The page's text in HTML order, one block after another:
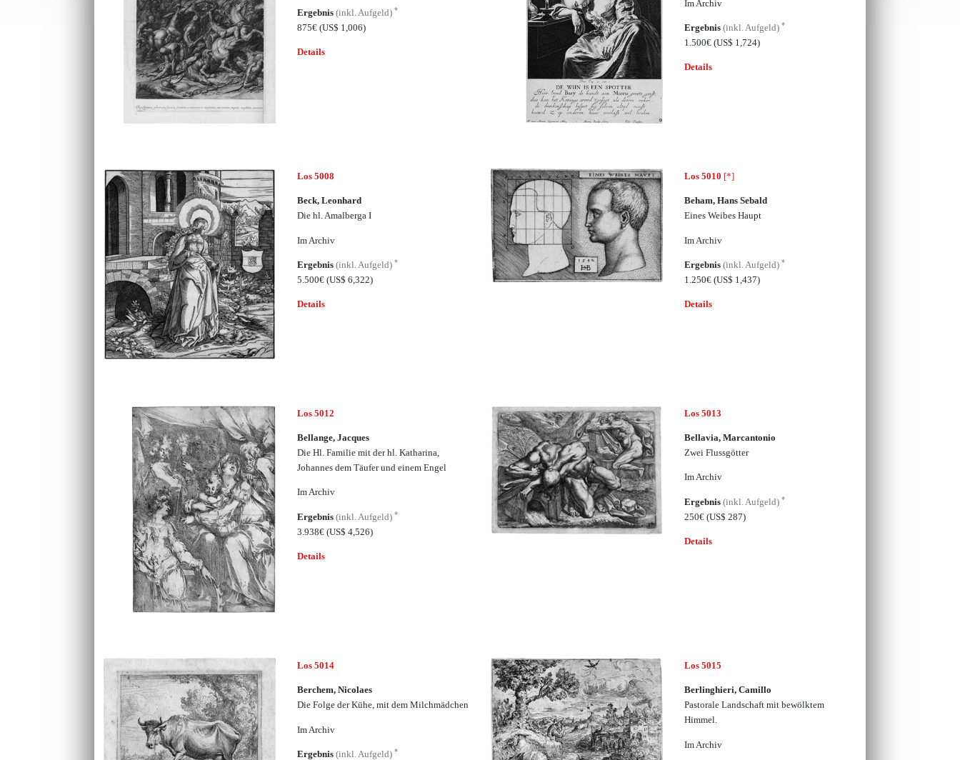
Ergebnis(inkl. Aufgeld)*
875€(US$ 1,006)
Details
Im Archiv
Ergebnis (inkl. Aufgeld) *
1.500€ (US$ 1,724)
Details
Los 5008
Beck, Leonhard
Die hl. Amalberga I
Im Archiv
Ergebnis(inkl. Aufgeld)*
5.500€(US$ 6,322)
Details
Los 5010 [*]
Beham, Hans Sebald
Eines Weibes Haupt
Im Archiv
Ergebnis (inkl. Aufgeld) *
1.250€ (US$ 1,437)
Details
Los 5012
Bellange, Jacques
Die Hl. Familie mit der hl. Katharina,
Johannes dem Täufer und einem Engel
Im Archiv
Ergebnis(inkl. Aufgeld)*
3.938€(US$ 4,526)
Details
Los 5013
Bellavia, Marcantonio
Zwei Flussgötter
Im Archiv
Ergebnis (inkl. Aufgeld) *
250€ (US$ 287)
Details
Los 5014
Berchem, Nicolaes
Die Folge der Kühe, mit dem Milchmädchen
Im Archiv
Ergebnis(inkl. Aufgeld)*
Los 5015
Berlinghieri, Camillo
Pastorale Landschaft mit bewölktem
Himmel.
Im Archiv